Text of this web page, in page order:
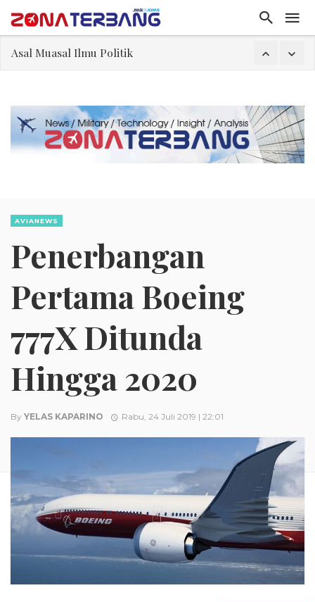
Asal Muasal Ilmu Politik
Dua Pesawat Nyaris Tabrakan di Haneda
Kedutaan Palestina Gelar Aksi Kerja Sukarela di Menteng sebagai Bentuk Terima Kasih kepada Indonesia
Sjafrie Sjamsoeddin: Jangan Sakiti Hati Rakyat
AVIANEWS
Penerbangan
Pertama Boeing
777X Ditunda
Hingga 2020
By YELAS KAPARINO Rabu, 24 Juli 2019 | 22:01